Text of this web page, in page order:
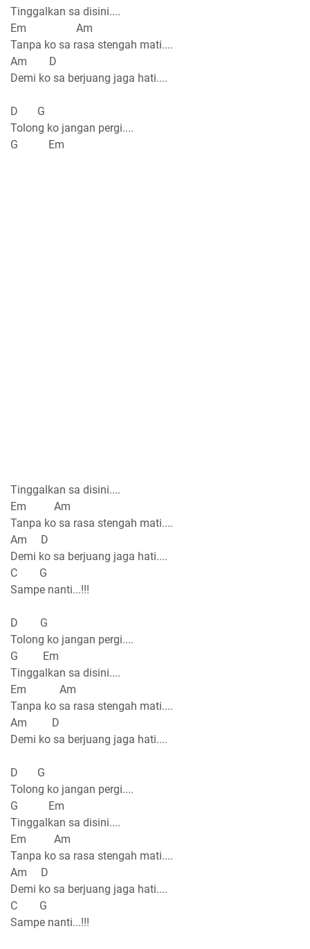
Tinggalkan sa disini....
Em Am
Tanpa ko sa rasa stengah mati....
Am D
Demi ko sa berjuang jaga hati....
D G
Tolong ko jangan pergi....
G Em
Tinggalkan sa disini....
Em Am
Tanpa ko sa rasa stengah mati....
Am D
Demi ko sa berjuang jaga hati....
C G
Sampe nanti...!!!
D G
Tolong ko jangan pergi....
G Em
Tinggalkan sa disini....
Em Am
Tanpa ko sa rasa stengah mati....
Am D
Demi ko sa berjuang jaga hati....
D G
Tolong ko jangan pergi....
G Em
Tinggalkan sa disini....
Em Am
Tanpa ko sa rasa stengah mati....
Am D
Demi ko sa berjuang jaga hati....
C G
Sampe nanti...!!!